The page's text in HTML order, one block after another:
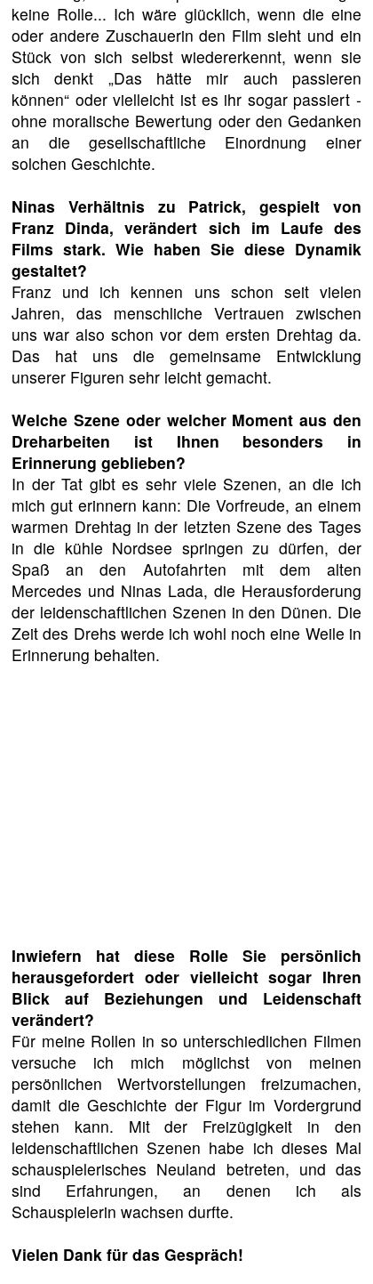
keine Rolle... Ich wäre glücklich, wenn die eine
oder andere Zuschauerin den Film sieht und ein
Stück von sich selbst wiedererkennt, wenn sie
sich denkt „Das hätte mir auch passieren
können“ oder vielleicht ist es ihr sogar passiert -
ohne moralische Bewertung oder den Gedanken
an die gesellschaftliche Einordnung einer
solchen Geschichte.
Ninas Verhältnis zu Patrick, gespielt von
Franz Dinda, verändert sich im Laufe des
Films stark. Wie haben Sie diese Dynamik
gestaltet?
Franz und ich kennen uns schon seit vielen
Jahren, das menschliche Vertrauen zwischen
uns war also schon vor dem ersten Drehtag da.
Das hat uns die gemeinsame Entwicklung
unserer Figuren sehr leicht gemacht.
Welche Szene oder welcher Moment aus den
Dreharbeiten ist Ihnen besonders in
Erinnerung geblieben?
In der Tat gibt es sehr viele Szenen, an die ich
mich gut erinnern kann: Die Vorfreude, an einem
warmen Drehtag in der letzten Szene des Tages
in die kühle Nordsee springen zu dürfen, der
Spaß an den Autofahrten mit dem alten
Mercedes und Ninas Lada, die Herausforderung
der leidenschaftlichen Szenen in den Dünen. Die
Zeit des Drehs werde ich wohl noch eine Weile in
Erinnerung behalten.
Inwiefern hat diese Rolle Sie persönlich
herausgefordert oder vielleicht sogar Ihren
Blick auf Beziehungen und Leidenschaft
verändert?
Für meine Rollen in so unterschiedlichen Filmen
versuche ich mich möglichst von meinen
persönlichen Wertvorstellungen freizumachen,
damit die Geschichte der Figur im Vordergrund
stehen kann. Mit der Freizügigkeit in den
leidenschaftlichen Szenen habe ich dieses Mal
schauspielerisches Neuland betreten, und das
sind Erfahrungen, an denen ich als
Schauspielerin wachsen durfte.
Vielen Dank für das Gespräch!